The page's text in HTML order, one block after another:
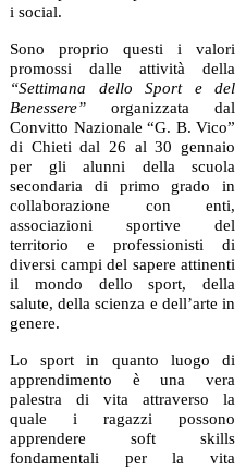
i social.
Sono proprio questi i valori
promossi dalle attività della
“Settimana dello Sport e del
Benessere” organizzata dal
Convitto Nazionale “G. B. Vico”
di Chieti dal 26 al 30 gennaio
per gli alunni della scuola
secondaria di primo grado in
collaborazione con enti,
associazioni sportive del
territorio e professionisti di
diversi campi del sapere attinenti
il mondo dello sport, della
salute, della scienza e dell’arte in
genere.
Lo sport in quanto luogo di
apprendimento è una vera
palestra di vita attraverso la
quale i ragazzi possono
apprendere soft skills
fondamentali per la vita